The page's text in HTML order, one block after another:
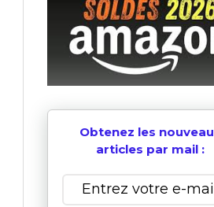
Obtenez les
articles par mail :